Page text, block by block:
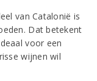
van Catalonië is
Dat betekent
voor een
wijnen wil